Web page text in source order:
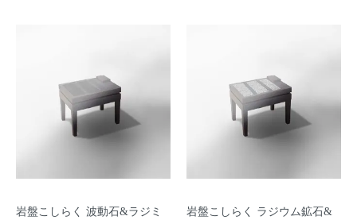
岩盤こしらく 波動石&ラジミ
岩盤こしらく ラジウム鉱石&